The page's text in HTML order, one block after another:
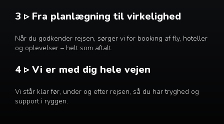
3 ▹ Fra planlægning til virkelighed
Når du godkender rejsen, sørger vi for booking af fly, hoteller
og oplevelser – helt som aftalt.
4 ▹ Vi er med dig hele vejen
Vi står klar før, under og efter rejsen, så du har tryghed og
support i ryggen.